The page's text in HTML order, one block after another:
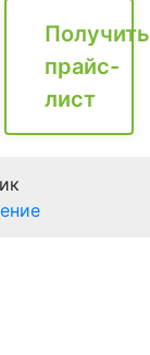
Получить
прайс-
лист